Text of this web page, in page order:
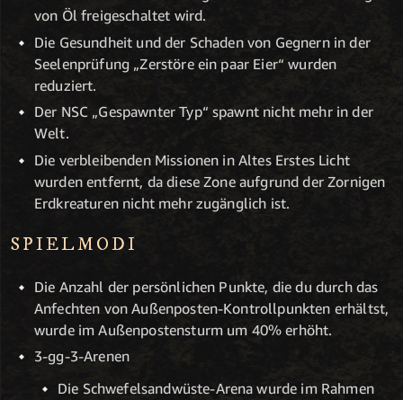
von Öl freigeschaltet wird.
Die Gesundheit und der Schaden von Gegnern in der
Seelenprüfung „Zerstöre ein paar Eier“ wurden
reduziert.
Der NSC „Gespawnter Typ“ spawnt nicht mehr in der
Welt.
Die verbleibenden Missionen in Altes Erstes Licht
wurden entfernt, da diese Zone aufgrund der Zornigen
Erdkreaturen nicht mehr zugänglich ist.
SPIELMODI
Die Anzahl der persönlichen Punkte, die du durch das
Anfechten von Außenposten-Kontrollpunkten erhältst,
wurde im Außenpostensturm um 40% erhöht.
3-gg-3-Arenen
Die Schwefelsandwüste-Arena wurde im Rahmen